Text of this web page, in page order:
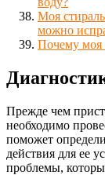
Моя
можно
Почему моя
Прежде чем
необходимо
поможет
действия для ее
проблемы,